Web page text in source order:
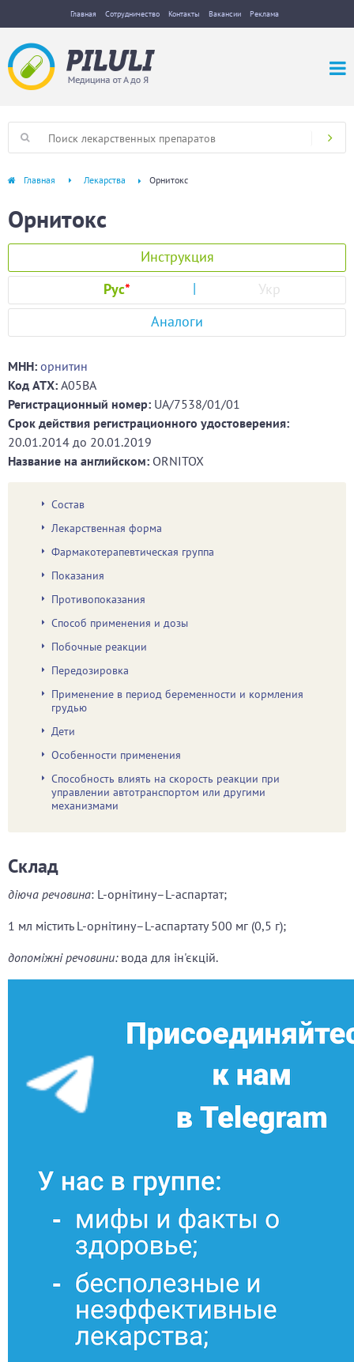
Главная Сотрудничество Контакты Вакансии Реклама
Главная Лекарства Орнитокс
Орнитокс
Инструкция
Рус*
Укр
Аналоги
МНН: орнитин
Код ATХ: A05BA
Регистрационный номер: UA/7538/01/01
Срок действия регистрационного удостоверения:
20.01.2014 до 20.01.2019
Название на английском: ORNITOX
Состав
Лекарственная форма
Фармакотерапевтическая группа
Показания
Противопоказания
Способ применения и дозы
Побочные реакции
Передозировка
Применение в период беременности и кормления
грудью
Дети
Особенности применения
Способность влиять на скорость реакции при
управлении автотранспортом или другими
механизмами
Склад
діюча речовина: L-орнітину–L-аспартат;
1 мл містить L-орнітину–L-аспартату 500 мг (0,5 г);
допоміжні речовини:вода для ін'єкцій.